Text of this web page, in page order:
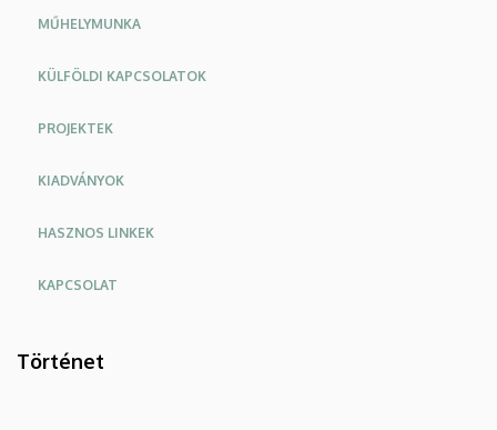
MŰHELYMUNKA
KÜLFÖLDI KAPCSOLATOK
PROJEKTEK
KIADVÁNYOK
HASZNOS LINKEK
KAPCSOLAT
Történet